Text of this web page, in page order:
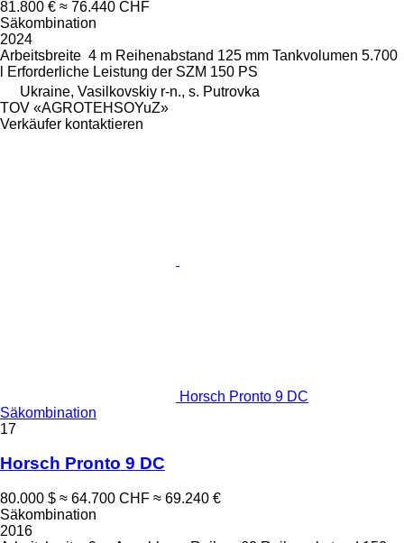
81.800 € ≈ 76.440 CHF
Säkombination
2024
Arbeitsbreite 4 m Reihenabstand 125 mm Tankvolumen 5.700
Erforderliche Leistung der SZM 150 PS
Ukraine, Vasilkovskiy r-n., s. Putrovka
TOV «AGROTEHSOYuZ»
Verkäufer kontaktieren
Horsch Pronto 9 DC
Säkombination
17
Horsch Pronto 9 DC
80.000 $ ≈ 64.700 CHF ≈ 69.240 €
Säkombination
2016